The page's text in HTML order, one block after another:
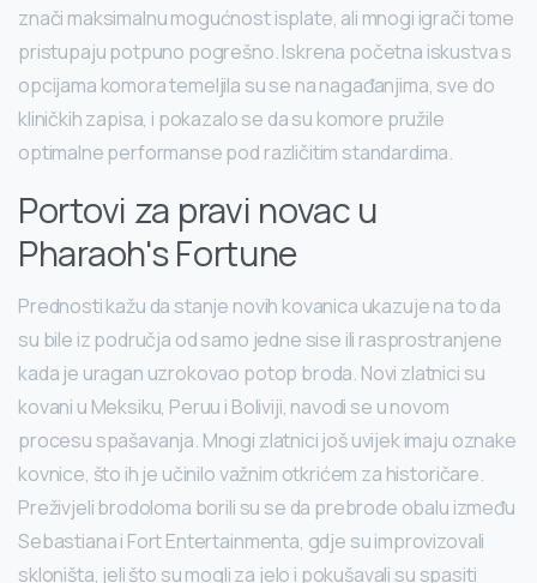
znači maksimalnu mogućnost isplate, ali mnogi igrači tome
pristupaju potpuno pogrešno. Iskrena početna iskustva s
opcijama komora temeljila su se na nagađanjima, sve do
kliničkih zapisa, i pokazalo se da su komore pružile
optimalne performanse pod različitim standardima.
Portovi za pravi novac u
Pharaoh's Fortune
Prednosti kažu da stanje novih kovanica ukazuje na to da
su bile iz područja od samo jedne sise ili rasprostranjene
kada je uragan uzrokovao potop broda. Novi zlatnici su
kovani u Meksiku, Peruu i Boliviji, navodi se u novom
procesu spašavanja. Mnogi zlatnici još uvijek imaju oznake
kovnice, što ih je učinilo važnim otkrićem za historičare.
Preživjeli brodoloma borili su se da prebrode obalu između
Sebastiana i Fort Entertainmenta, gdje su improvizovali
skloništa, jeli što su mogli za jelo i pokušavali su spasiti